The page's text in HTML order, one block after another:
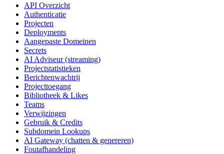
API Overzicht
Authenticatie
Projecten
Deployments
Aangepaste Domeinen
Secrets
AI Adviseur (streaming)
Projectstatistieken
Berichtenwachtrij
Projecttoegang
Bibliotheek & Likes
Teams
Verwijzingen
Gebruik & Credits
Subdomein Lookups
AI Gateway (chatten & genereren)
Foutafhandeling